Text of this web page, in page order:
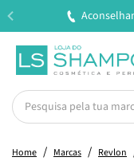
Home Marcas Revlon